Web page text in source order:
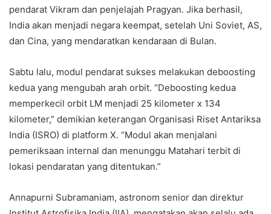
pendarat Vikram dan penjelajah Pragyan. Jika berhasil,
India akan menjadi negara keempat, setelah Uni Soviet, AS,
dan Cina, yang mendaratkan kendaraan di Bulan.
Sabtu lalu, modul pendarat sukses melakukan deboosting
kedua yang mengubah arah orbit. “Deboosting kedua
memperkecil orbit LM menjadi 25 kilometer x 134
kilometer,” demikian keterangan Organisasi Riset Antariksa
India (ISRO) di platform X. “Modul akan menjalani
pemeriksaan internal dan menunggu Matahari terbit di
lokasi pendaratan yang ditentukan.”
Annapurni Subramaniam, astronom senior dan direktur